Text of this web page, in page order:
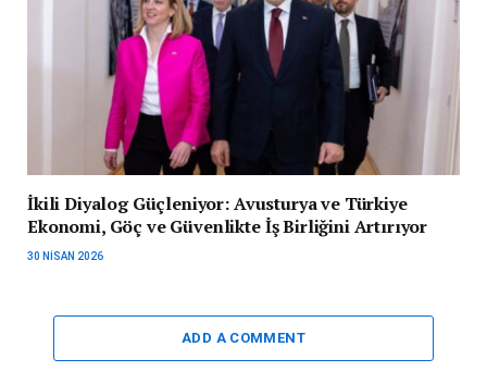
İkili Diyalog Güçleniyor: Avusturya ve Türkiye
Ekonomi, Göç ve Güvenlikte İş Birliğini Artırıyor
30 NISAN 2026
ADD A COMMENT